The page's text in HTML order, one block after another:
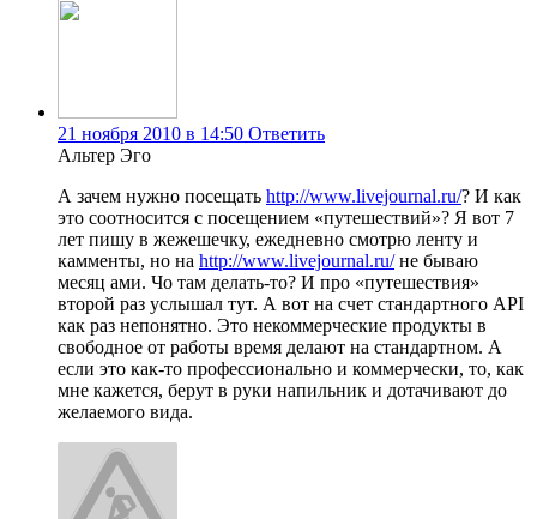
21 ноября 2010 в 14:50 Ответить
Альтер Эго
А зачем нужно посещать http://www.livejournal.ru/? И как
это соотносится с посещением «путешествий»? Я вот 7
лет пишу в жежешечку, ежедневно смотрю ленту и
камменты, но на http://www.livejournal.ru/не бываю
месяц ами. Чо там делать-то? И про «путешествия»
второй раз услышал тут. А вот на счет стандартного API
как раз непонятно. Это некоммерческие продукты в
свободное от работы время делают на стандартном. А
если это как-то профессионально и коммерчески, то, как
мне кажется, берут в руки напильник и дотачивают до
желаемого вида.